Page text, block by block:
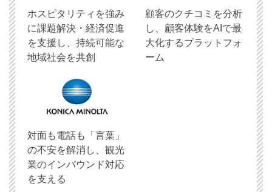
ホスピタリティを強み
に課題解決・経済促進
を支援し、持続可能な
地域社会を共創
顧客のクチコミを分析
し、顧客体験をAIで最
大化するプラットフォ
ーム
対面も電話も「言葉」
の不安を解消し、観光
業のインバウンド対応
を支える